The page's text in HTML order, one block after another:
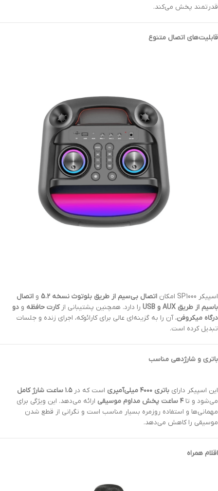
قدرتمند پخش می‌کند.
قابلیت‌های اتصال متنوع
اسپیکر SP1000 امکان اتصال بی‌سیم از طریق بلوتوث نسخه 5.2 و اتصال
باسیم از طریق AUX و USB
را دارد. همچنین پشتیبانی ازکارت حافظه و دو
درگاه میکروفن، آن را به گزینه‌ای عالی برای کارائوکه، اجرای زنده و جلسات
تبدیل کرده است.
باتری و شارژدهی مناسب
این اسپیکر دارای باتری ۴۰۰۰ میلی‌آمپری است که در۱.۵ ساعت شارژ کامل
می‌شود و تا ۴ ساعت پخش مداوم موسیقی
ارائه می‌دهد. این ویژگی برای
مهمانی‌ها و استفاده روزمره بسیار مناسب است و نگرانی از قطع شدن
موسیقی را کاهش می‌دهد.
اقلام همراه